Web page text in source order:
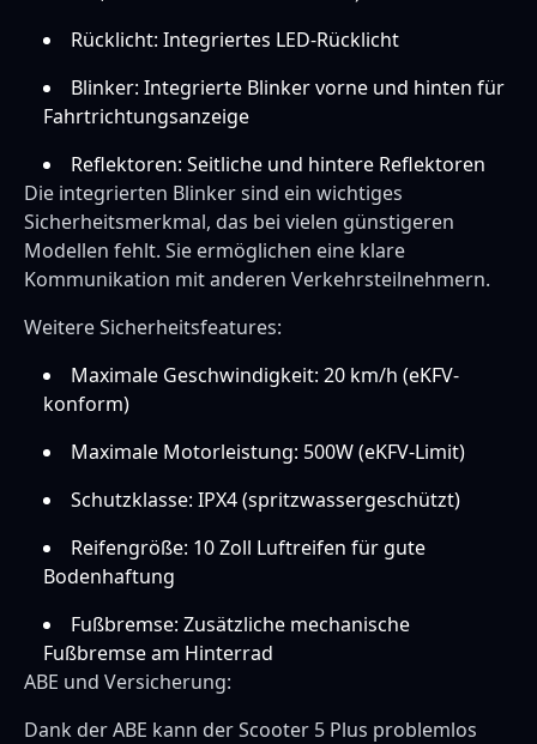
Rücklicht: Integriertes LED-Rücklicht
Blinker: Integrierte Blinker vorne und hinten für
Fahrtrichtungsanzeige
Reflektoren: Seitliche und hintere Reflektoren
Die integrierten Blinker sind ein wichtiges
Sicherheitsmerkmal, das bei vielen günstigeren
Modellen fehlt. Sie ermöglichen eine klare
Kommunikation mit anderen Verkehrsteilnehmern.
Weitere Sicherheitsfeatures:
Maximale Geschwindigkeit: 20 km/h (eKFV-
konform)
Maximale Motorleistung: 500W (eKFV-Limit)
Schutzklasse: IPX4 (spritzwassergeschützt)
Reifengröße: 10 Zoll Luftreifen für gute
Bodenhaftung
Fußbremse: Zusätzliche mechanische
Fußbremse am Hinterrad
ABE und Versicherung:
Dank der ABE kann der Scooter 5 Plus problemlos